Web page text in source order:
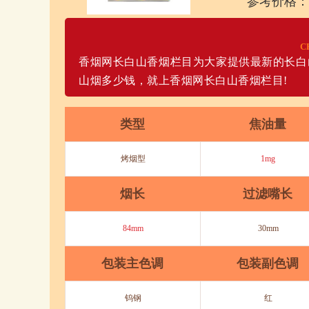
香烟网长白山香烟栏目为大家提供最新的长
山烟多少钱，就上香烟网长白山香烟栏目!
类型 焦油量
烤烟型 1mg
烟长 过滤嘴长
84mm 30mm
包装主色调 包装副色调
钨钢 红